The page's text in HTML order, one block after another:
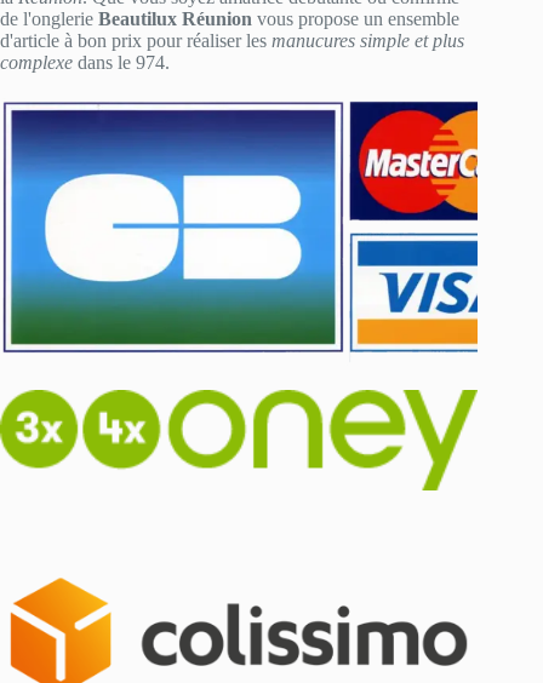
de l'onglerie Beautilux Réunion vous propose un ensemble
d'article à bon prix pour réaliser les manucures simple et plus
complexe dans le 974.